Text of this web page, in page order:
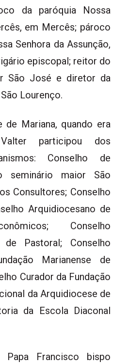
da paróquia Nossa
em Mercês; pároco
Senhora da Assunção,
episcopal; reitor do
São José e diretor da
Lourenço.
de Mariana, quando era
participou dos
Conselho de
seminário maior São
Consultores; Conselho
Arquidiocesano de
Conselho
de Pastoral; Conselho
Marianense de
Curador da Fundação
da Arquidiocese de
da Escola Diaconal
Papa Francisco bispo